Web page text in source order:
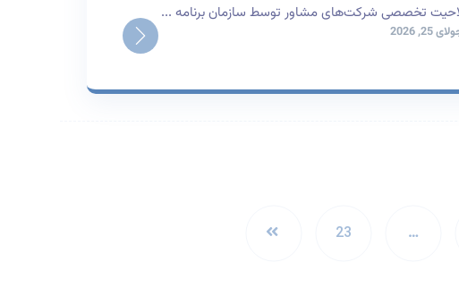
25, 2026
تخصصی شرکت‌های مشاور توسط سازمان برنامه ...
…
23